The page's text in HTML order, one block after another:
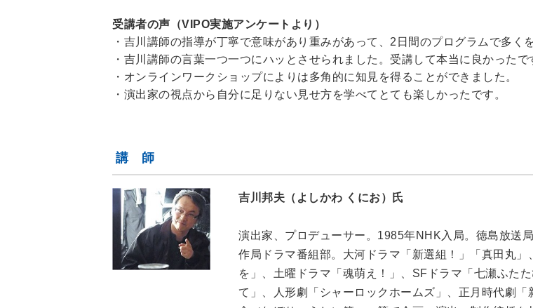
受講者の声（VIPO実施アンケートより）
・吉川講師の指導が丁寧で意味があり重みがあって、2日間のプログラムで多く
・吉川講師の言葉一つ一つにハッとさせられました。受講して本当に良かったで
・オンラインワークショップによりは多角的に知見を得ることができました。
・演出家の視点から自分に足りない見せ方を学べてとても楽しかったです。
講 師
吉川邦夫（よしかわ くにお）氏
演出家、プロデューサー。1985年NHK入局。徳島放送
作局ドラマ番組部。大河ドラマ「新選組！」「真田丸
を」、土曜ドラマ「魂萌え！」、SFドラマ「七瀬ふた
て」、人形劇「シャーロックホームズ」、正月時代劇